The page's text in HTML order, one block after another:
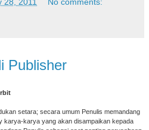
Publisher
setara; secara umum Penulis memandang
karya-karya yang akan disampaikan kepada